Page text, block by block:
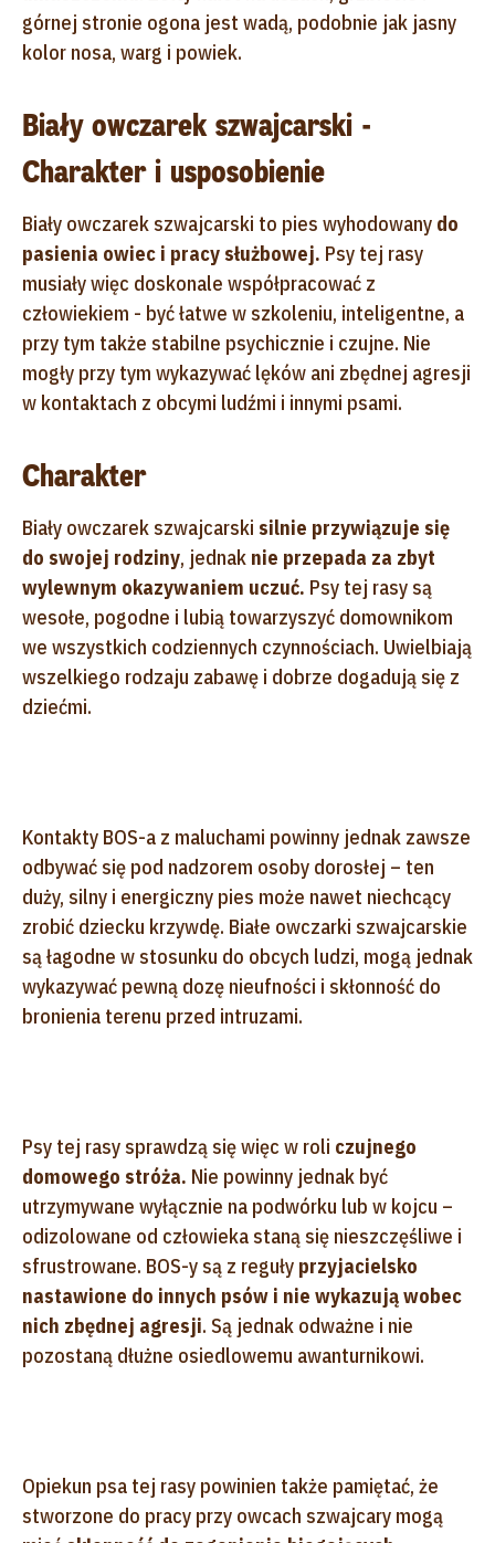
górnej stronie ogona jest wadą, podobnie jak jasny
kolor nosa, warg i powiek.
Biały owczarek szwajcarski -
Charakter i usposobienie
Biały owczarek szwajcarski to pies wyhodowany do
pasienia owiec i pracy służbowej. Psy tej rasy
musiały więc doskonale współpracować z
człowiekiem - być łatwe w szkoleniu, inteligentne, a
przy tym także stabilne psychicznie i czujne. Nie
mogły przy tym wykazywać lęków ani zbędnej agresji
w kontaktach z obcymi ludźmi i innymi psami.
Charakter
Biały owczarek szwajcarski silnie przywiązuje się
do swojej rodziny, jednak nie przepada za zbyt
wylewnym okazywaniem uczuć. Psy tej rasy są
wesołe, pogodne i lubią towarzyszyć domownikom
we wszystkich codziennych czynnościach. Uwielbiają
wszelkiego rodzaju zabawę i dobrze dogadują się z
dziećmi.
Kontakty BOS-a z maluchami powinny jednak zawsze
odbywać się pod nadzorem osoby dorosłej – ten
duży, silny i energiczny pies może nawet niechcący
zrobić dziecku krzywdę. Białe owczarki szwajcarskie
są łagodne w stosunku do obcych ludzi, mogą jednak
wykazywać pewną dozę nieufności i skłonność do
bronienia terenu przed intruzami.
Psy tej rasy sprawdzą się więc w roli czujnego
domowego stróża. Nie powinny jednak być
utrzymywane wyłącznie na podwórku lub w kojcu –
odizolowane od człowieka staną się nieszczęśliwe i
sfrustrowane. BOS-y są z reguły przyjacielsko
nastawione do innych psów i nie wykazują wobec
nich zbędnej agresji. Są jednak odważne i nie
pozostaną dłużne osiedlowemu awanturnikowi.
Opiekun psa tej rasy powinien także pamiętać, że
stworzone do pracy przy owcach szwajcary mogą